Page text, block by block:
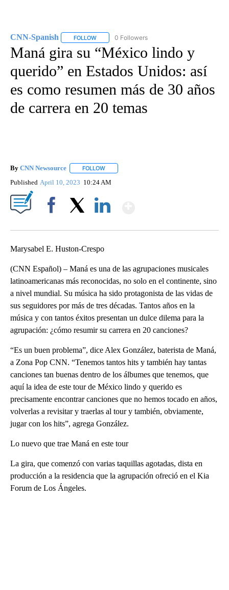
CNN-Spanish FOLLOW FOLLOW "CNN-SPANISH" TO RECEIVE
0 Followers
Maná gira su “México lindo y
querido” en Estados Unidos: así
es como resumen más de 30 años
de carrera en 20 temas
By CNN Newsource FOLLOW
Published April 10, 2023 10:24 AM
Marysabel E. Huston-Crespo
(CNN Español) – Maná es una de las agrupaciones musicales
latinoamericanas más reconocidas, no solo en el continente, sino
a nivel mundial. Su música ha sido protagonista de las vidas de
sus seguidores por más de tres décadas. Tantos años en la
música y con tantos éxitos presentan un dulce dilema para la
agrupación: ¿cómo resumir su carrera en 20 canciones?
“Es un buen problema”, dice Alex González, baterista de Maná,
a Zona Pop CNN. “Tenemos tantos hits y también hay tantas
canciones tan buenas dentro de los álbumes que tenemos, que
aquí la idea de este tour de México lindo y querido es
precisamente encontrar canciones que no hemos tocado en años,
volverlas a revisitar y traerlas al tour y también, obviamente,
jugar con los hits”, agrega González.
Lo nuevo que trae Maná en este tour
La gira, que comenzó con varias taquillas agotadas, dista en
producción a la residencia que la agrupación ofreció en el Kia
Forum de Los Ángeles.